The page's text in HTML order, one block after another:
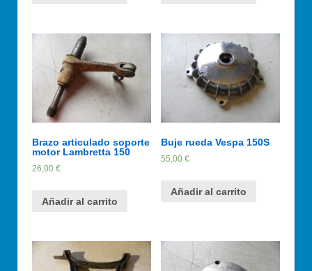
Brazo articulado soporte
motor Lambretta 150
26,00 €
Añadir al carrito
Buje rueda Vespa 150S
55,00€
Añadir al carrito